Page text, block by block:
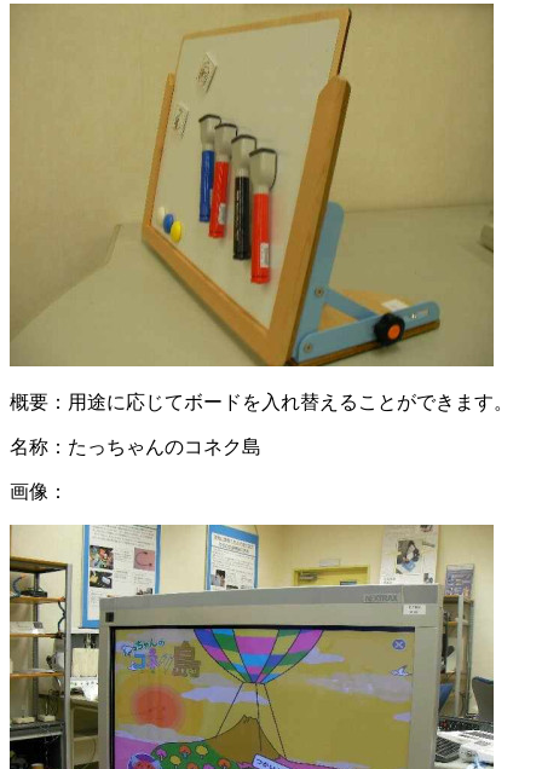
概要： 用途に応じてボードを入れ替えることができます。
名称： たっちゃんのコネク島
画像：